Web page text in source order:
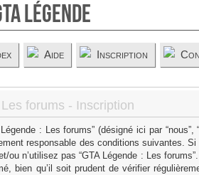
Légende
Aide Inscription
forums - Inscription
: Les forums” (désigné ici par
responsable des conditions suivantes.
ou n’utilisez pas “GTA Légende : Les
bien qu’il soit prudent de vérifier